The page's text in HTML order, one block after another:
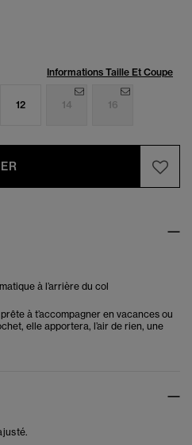
Informations Taille Et Coupe
12 14 16
à l’arrière du col
à t’accompagner en vacances ou
elle apportera, l’air de rien, une